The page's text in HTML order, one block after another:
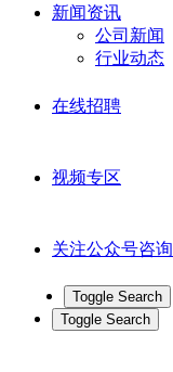
新闻资讯
公司新闻
行业动态
在线招聘
视频专区
关注公众号咨询
Toggle Search
Toggle Search